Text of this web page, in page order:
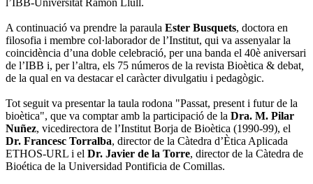
A continuació va prendre la paraula Ester Busquets, doctora en
filosofia i membre col·laborador de l’Institut, qui va assenyalar la
coincidència d’una doble celebració, per una banda el 40è aniversari
de l’IBB i, per l’altra, els 75 números de la revista Bioètica & debat
de la qual en va destacar el caràcter divulgatiu i pedagògic.
Tot seguit va presentar la taula rodona "Passat, present i futur de la
bioètica", que va comptar amb la participació de la Dra. M. Pilar
Nuñez, vicedirectora de l’Institut Borja de Bioètica (1990-99), el
Dr. Francesc Torralba, director de la Càtedra d’Ètica Aplicada
ETHOS-URL i el Dr. Javier de la Torre, director de la Càtedra de
Bioética de la Universidad Pontificia de Comillas.